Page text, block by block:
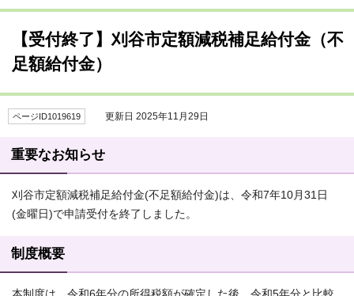
【受付終了】刈谷市定額減税補足給付金（不
足額給付金）
ページID1019619 更新日 2025年11月29日
重要なお知らせ
刈谷市定額減税補足給付金(不足額給付金)は、令和7年10月31日
(金曜日)で申請受付を終了しました。
制度概要